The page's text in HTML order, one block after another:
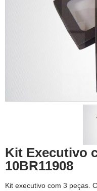
Kit Executivo
10BR11908
Kit executivo com 3 peças.